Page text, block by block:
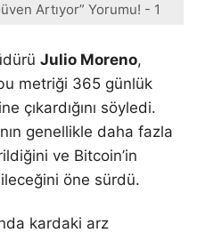
Artıyor” Yorumu! - 1
Julio Moreno,
metriği 365 günlük
çıkardığını söyledi.
genellikle daha fazla
ve Bitcoin’in
öne sürdü.
kardaki arz